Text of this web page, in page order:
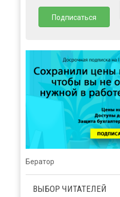
Бератор
ВЫБОР ЧИТАТЕЛЕЙ